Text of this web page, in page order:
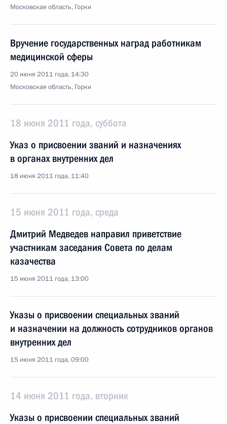
Московская область, Горки
Вручение государственных наград работникам
медицинской сферы
20 июня 2011 года, 14:30
Московская область, Горки
18 июня 2011 года, суббота
Указ о присвоении званий и назначениях
в органах внутренних дел
18 июня 2011 года, 11:40
15 июня 2011 года, среда
Дмитрий Медведев направил приветствие
участникам заседания Совета по делам
казачества
15 июня 2011 года, 13:00
Указы о присвоении специальных званий
и назначении на должность сотрудников органов
внутренних дел
15 июня 2011 года, 09:00
14 июня 2011 года, вторник
Указы о присвоении специальных званий